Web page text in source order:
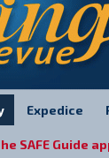
Expedice
SAFE Guide